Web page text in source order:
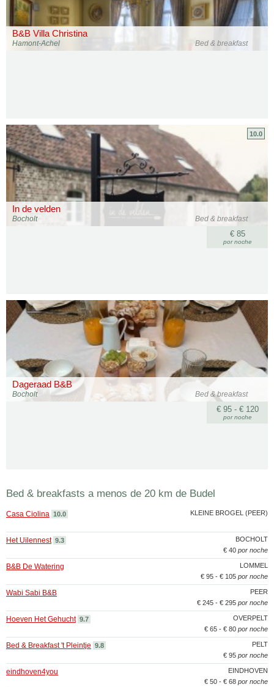
B&B Villa Christina
Bed & breakfast
Hamont-Achel
In de velden
Bed & breakfast
Bocholt
10.0
€ 85
por noche
Dageraad B&B
Bed & breakfast
Bocholt
€ 95 - € 120
por noche
Bed & breakfasts a menos de 20 km de Budel
KLEINE BROGEL (PEER)
Casa Ciolina 10.0
BOCHOLT
Het Uilennest 9.3
€ 40 por noche
LOMMEL
B&B De Watering
€ 95 - € 105 por noche
PEER
Wabi Sabi B&B
€ 245 - € 295 por noche
OVERPELT
Hoeven Het Gehucht 9.7
€ 65 - € 80 por noche
PELT
Bed & Breakfast 't Pleintje 9.8
€ 95 por noche
EINDHOVEN
eindhoven4you
€ 50 - € 68 por noche